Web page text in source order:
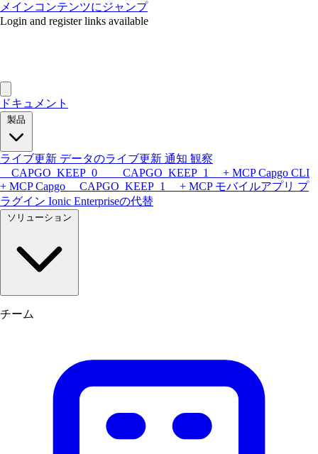
メインコンテンツにジャンプ
Login and register links available
ドキュメント
製品
ライブ更新 データのライブ更新 通知 観察
__CAPGO_KEEP_0__ __CAPGO_KEEP_1__ + MCPCapgo CLI
+ MCPCapgo __CAPGO_KEEP_1__ + MCP モバイルアプリ プ
ラグイン Ionic Enterpriseの代替
ソリューション
チーム